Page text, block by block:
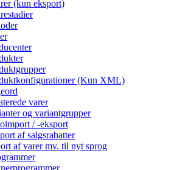
(kun eksport)
(Kun XML)
varer
og variantgrupper
/ -eksport
af salgsrabatter
af varer mv. til nyt sprog